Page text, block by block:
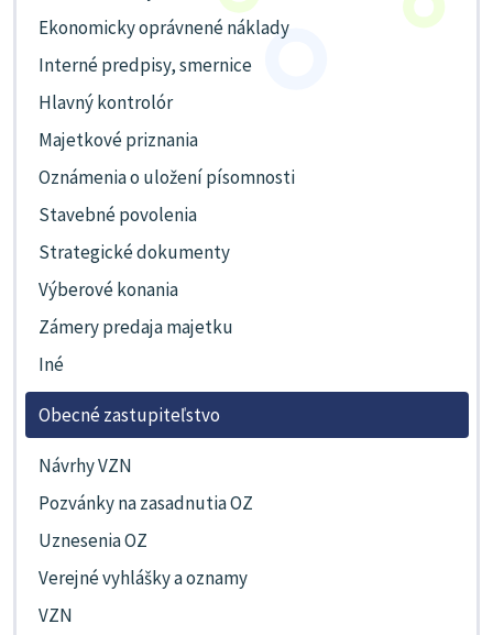
Ekonomicky oprávnené náklady
Interné predpisy, smernice
Hlavný kontrolór
Majetkové priznania
Oznámenia o uložení písomnosti
Stavebné povolenia
Strategické dokumenty
Výberové konania
Zámery predaja majetku
Iné
Obecné zastupiteľstvo
Návrhy VZN
Pozvánky na zasadnutia OZ
Uznesenia OZ
Verejné vyhlášky a oznamy
VZN